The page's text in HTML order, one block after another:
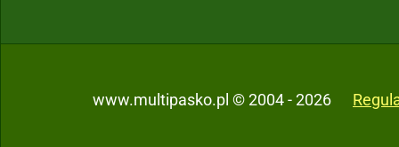
www.multipasko.pl © 2004 - 2026